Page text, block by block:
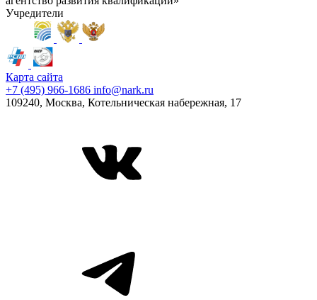
Учредители
Карта сайта
+7 (495) 966-1686 info@nark.ru
109240, Москва, Котельническая набережная, 17